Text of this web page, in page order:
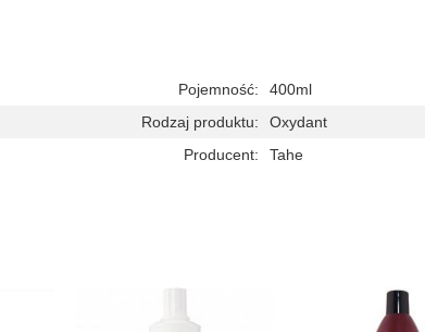
Pojemność:
400ml
Rodzaj produktu:
Oxydant
Producent:
Tahe